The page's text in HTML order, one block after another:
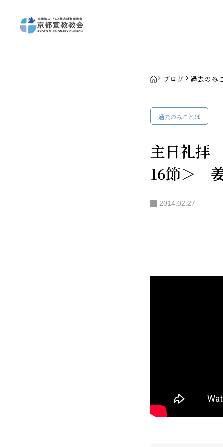
ブログ 過去のみ
過去のみことば
主日礼拝
16節＞
2014.02.27